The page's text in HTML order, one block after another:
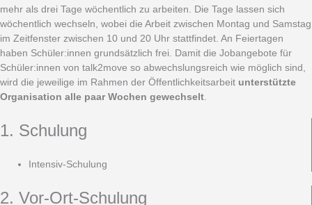
mehr als drei Tage wöchentlich zu arbeiten. Die Tage lassen sich
wöchentlich wechseln, wobei die Arbeit zwischen Montag und Samstag
im Zeitfenster zwischen 10 und 20 Uhr stattfindet. An Feiertagen
haben Schüler:innen grundsätzlich frei. Damit die Jobangebote für
Schüler:innen von talk2move so abwechslungsreich wie möglich sind,
wird die jeweilige im Rahmen der Öffentlichkeitsarbeit unterstützte
Organisation alle paar Wochen gewechselt
1. Schulung
Intensiv-Schulung
2. Vor-Ort-Schulung